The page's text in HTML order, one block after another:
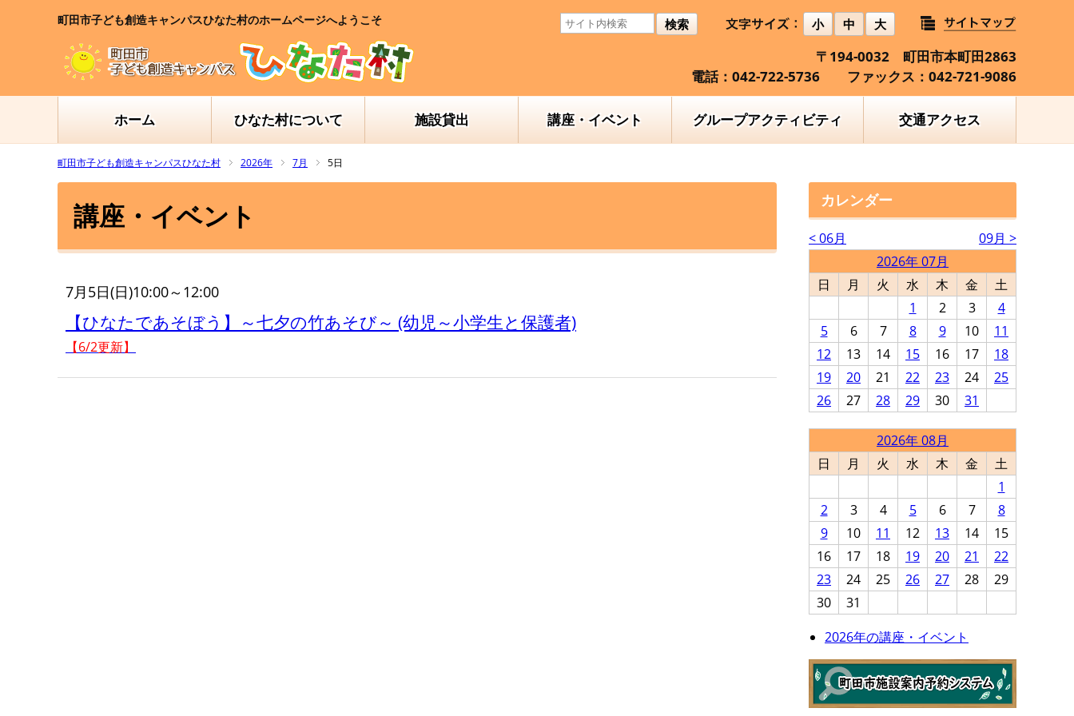
町田市子ども創造キャンパスひなた村のホームページへようこそ 小 中 大
検索
〒194-0032 町田市本町田2863
電話：042-722-5736 ファックス：042-721-9086
ホーム ひなた村について 施設貸出 講座・イベント グループアクティビティ 交通アクセス
町田市子ども創造キャンパスひなた村 2026年 7月 5日
講座・イベント
7月5日(日)10:00～12:00
【ひなたであそぼう】～七夕の竹あそび～ (幼児～小学生と保護者)
【6/2更新】
カレンダー
< 06月
09月 >
2026年 07月
日
月 火 水 木 金
土
1
2 3
4
5
6 7 8 9 10
11
12
13 14 15 16 17
18
19
20 21 22 23 24
25
26
27 28 29 30 31
2026年 08月
日
月 火 水 木 金
土
1
2
3 4 5 6 7
8
9
10 11 12 13 14
15
16
17 18 19 20 21
22
23
24 25 26 27 28
29
30
31
2026年の講座・イベント